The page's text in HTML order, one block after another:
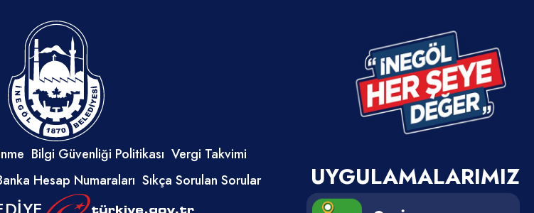
Bilgi Güvenliği Politikası Vergi Takvimi
Hesap Numaraları Sıkça Sorulan Sorular UYGULAMALARIMIZ